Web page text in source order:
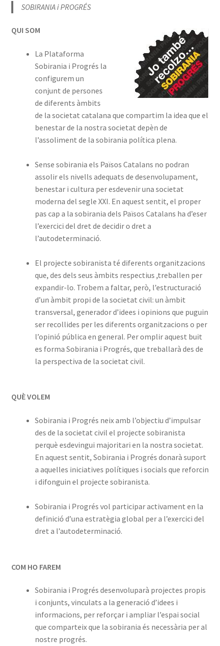
SOBIRANIA i PROGRÉS
QUI SOM
La Plataforma
Sobirania i Progrés la
configurem un
conjunt de persones
de diferents àmbits
de la societat catalana que compartim la idea que el
benestar de la nostra societat depèn de
l’assoliment de la sobirania política plena.
Sense sobirania els Països Catalans no podran
assolir els nivells adequats de desenvolupament,
benestar i cultura per esdevenir una societat
moderna del segle XXI. En aquest sentit, el proper
pas cap a la sobirania dels Països Catalans ha d’eser
l’exercici del dret de decidir o dret a
l’autodeterminació.
El projecte sobiranista té diferents organitzacions
que, des dels seus àmbits respectius ,treballen per
expandir-lo. Trobem a faltar, però, l’estructuració
d’un àmbit propi de la societat civil: un àmbit
transversal, generador d’idees i opinions que puguin
ser recollides per les diferents organitzacions o per
l’opinió pública en general. Per omplir aquest buit
es forma Sobirania i Progrés, que treballarà des de
la perspectiva de la societat civil.
QUÈ VOLEM
Sobirania i Progrés neix amb l’objectiu d’impulsar
des de la societat civil el projecte sobiranista
perquè esdevingui majoritari en la nostra societat.
En aquest sentit, Sobirania i Progrés donarà suport
a aquelles iniciatives polítiques i socials que reforcin
i difonguin el projecte sobiranista.
Sobirania i Progrés vol participar activament en la
definició d’una estratègia global per a l’exercici del
dret a l’autodeterminació.
COM HO FAREM
Sobirania i Progrés desenvoluparà projectes propis
i conjunts, vinculats a la generació d’idees i
informacions, per reforçar i ampliar l’espai social
que comparteix que la sobirania és necessària per al
nostre progrés.